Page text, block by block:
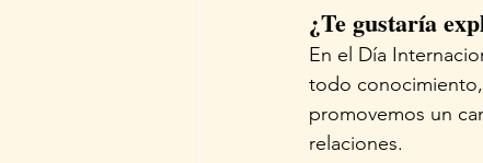
¿Te gustaría
En el Día
todo conocimiento,
promovemos un
relaciones.